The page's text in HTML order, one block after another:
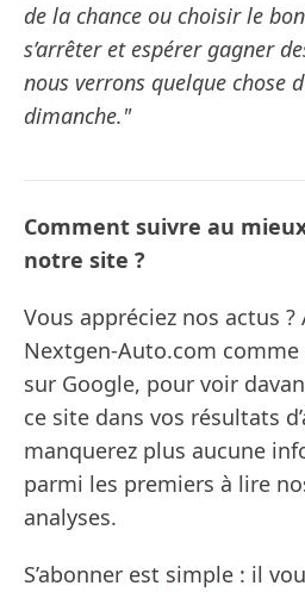
de la chance ou choisir le
s’arrêter et espérer gagner
nous verrons quelque chose
dimanche."
Comment suivre au
notre site ?
Vous appréciez nos actus
Nextgen-Auto.com
sur Google, pour voir
ce site dans vos résultats
manquerez plus aucune
parmi les premiers à lire
analyses.
S’abonner est simple : il